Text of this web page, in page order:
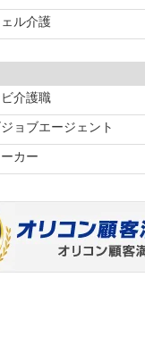
ル介護
介護職
ョブエージェント
カー